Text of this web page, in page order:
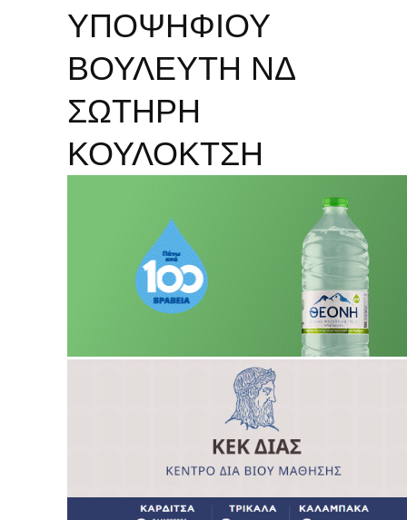
ΥΠΟΨΗΦΙΟΥ
ΒΟΥΛΕΥΤΗ ΝΔ
ΣΩΤΗΡΗ
ΚΟΥΛΟΚΤΣΗ